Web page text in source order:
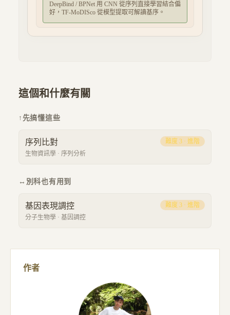
DeepBind / BPNet 用 CNN 從序列直接學習結合偏
好，TF-MoDISco 從模型提取可解讀基序。
這個和什麼有關
↑ 先搞懂這些
序列比對
生物資訊學 · 序列分析
難度 3 · 進階
↔ 別科也有用到
基因表現調控
分子生物學 · 基因調控
難度 3 · 進階
作者